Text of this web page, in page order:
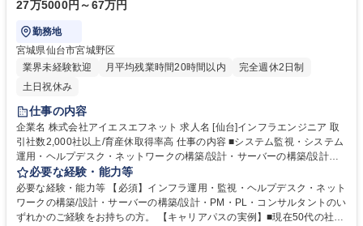
27万5000円～67万円
勤務地
宮城県仙台市宮城野区
業界未経験歓迎
月平均残業時間20時間以内
完全週休2日制
土日祝休み
仕事の内容
企業名 株式会社アイエスエフネット 求人名 [仙台]インフラエンジニア 取
引社数2,000社以上/育産休取得率高 仕事の内容 ■システム監視・システム
運用・ヘルプデスク・ネットワークの構築/設計・サーバーの構築/設計・P
M・PL・コンサルタントのいずれかをご経験とご希望を踏まえて、アサイ
ンいたします。 ■リスキリングにも力を入れており、通常の座学研修だけ
でなく、300種類以上の動画研修コンテンツ、および、実機研修を用意し
ております。実際に仙台支社でも研修受講の実績もございます。■キャリ
必要な経験・能力等
必要な経験・能力等 【必須】インフラ運用・監視・ヘルプデスク・ネット
ワークの構築/設計・サーバーの構築/設計・PM・PL・コンサルタントのい
ずれかのご経験をお持ちの方。 【キャリアパスの実例】■現在50代の社員